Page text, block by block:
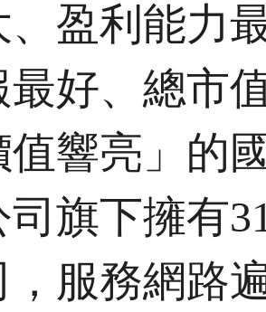
、盈利能力
最好、總市
值響亮」的
旗下擁有
，服務網路